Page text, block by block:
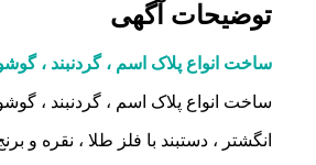
توضیحات آگهی
ساخت انواع پلاک اسم ، گردنبند ، گوشواره
ساخت انواع پلاک اسم ، گردنبند ، گوشواره
انگشتر ، دستبند با فلز طلا ، نقره و برنج